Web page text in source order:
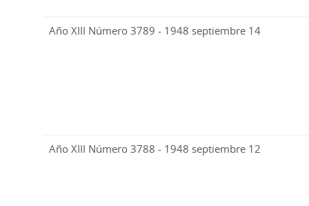
Año XIII Número 3789 - 1948 septiembre 14
Año XIII Número 3788 - 1948 septiembre 12